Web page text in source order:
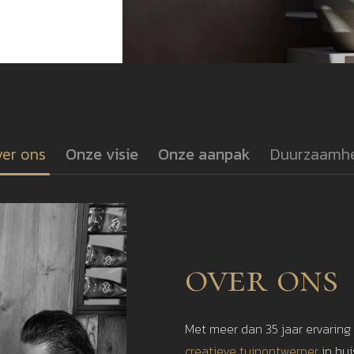
ons Onze visie Onze aanpak
over ons
Met meer dan 35 jaar